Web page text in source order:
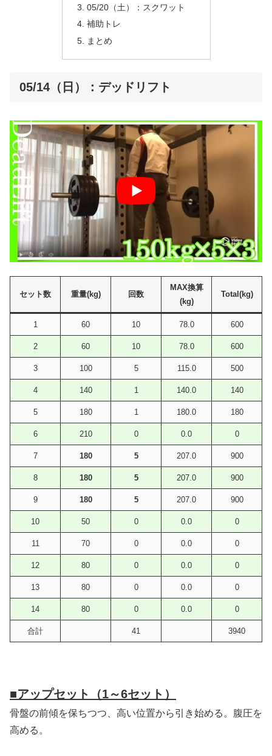
05/20（土）：スクワット
補助トレ
まとめ
05/14（日）：デッドリフト
セット数 重量(kg) 回数
MAX換算
(kg)
Total(kg)
1 60 10 78.0 600
2 60 10 78.0 600
3 100 5 115.0 500
4 140 1 140.0 140
5 180 1 180.0 180
6 210 0 0.0 0
7 180 5 207.0 900
8 180 5 207.0 900
9 180 5 207.0 900
10 50 0 0.0 0
11 70 0 0.0 0
12 80 0 0.0 0
13 80 0 0.0 0
14 80 0 0.0 0
合計 41 3940
■アップセット（1～6セット）
骨盤の前傾を保ちつつ、高い位置から引き始める。腹圧を
高める。